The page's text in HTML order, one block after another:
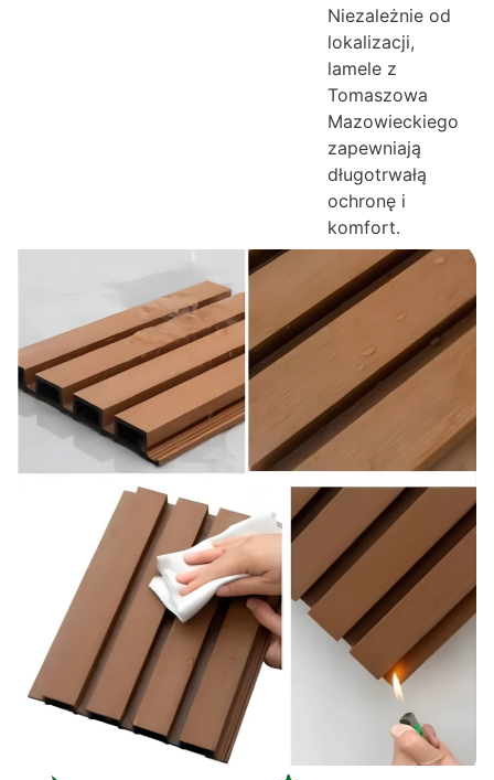
Niezależnie od
lokalizacji,
lamele z
Tomaszowa
Mazowieckiego
zapewniają
długotrwałą
ochronę i
komfort.